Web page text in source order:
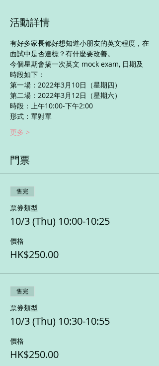
活動詳情
有好多家長都好想知道小朋友的英文程度，在
面試中是否達標？有什麼要改善。
今個星期會搞一次英文 mock exam, 日期及
時段如下：
第一場：2022年3月10日（星期四）
第二場：2022年3月12日（星期六）
時段：上午10:00-下午2:00
形式：單對單
更多 >
門票
售完
票券類型
10/3 (Thu) 10:00-10:25
價格
HK$250.00
售完
票券類型
10/3 (Thu) 10:30-10:55
價格
HK$250.00